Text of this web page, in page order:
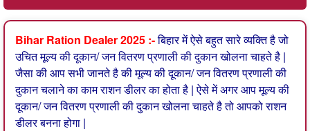
Bihar Ration Dealer 2025 :-बिहार में ऐसे बहुत सारे व्यक्ति है जो
उचित मूल्य की दूकान/ जन वितरण प्रणाली की दुकान खोलना चाहते है |
जैसा की आप सभी जानते है की मूल्य की दूकान/ जन वितरण प्रणाली की
दुकान चलाने का काम राशन डीलर का होता है | ऐसे में अगर आप मूल्य की
दूकान/ जन वितरण प्रणाली की दुकान खोलना चाहते है तो आपको राशन
डीलर बनना होगा |